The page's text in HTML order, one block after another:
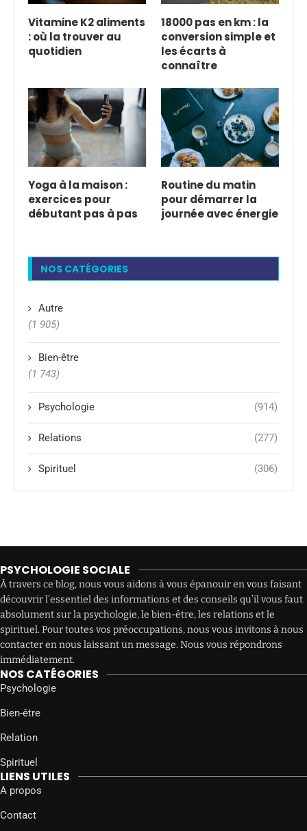
Vitamine K2 aliments
: où la trouver au
quotidien
18000 pas en km : la
conversion simple et
les écarts à
connaître
Yoga à la maison :
exercices pour
débutant pas à pas
Routine du matin
pour démarrer la
journée avec énergie
NOS CATÉGORIES
Autre
(1 905)
Bien-être
(1 743)
Psychologie (914)
Relations (277)
Spirituel (306)
PSYCHOLOGIE SOCIALE
À travers ce blog, nous vous aidons à vous épanouir en vous faisant
découvrir l’essentiel des informations et des conseils qu’il vous faut
absolument sur la psychologie, le bien-être, les relations et le
spirituel. Pour toutes vos préoccupations, nous vous invitons à nous
contacter en nous laissant un message. Nous vous répondrons
immédiatement.
NOS CATÉGORIES
Psychologie
Bien-être
Relation
Spirituel
LIENS UTILES
A propos
Contact